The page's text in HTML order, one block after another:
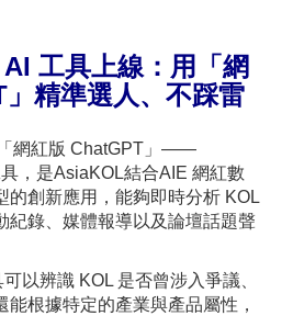
工具上線：用「網
精準選人、不踩雷
網紅版 ChatGPT」——
具，是AsiaKOL結合AIE 網紅數
的創新應用，能夠即時分析 KOL
紀錄、媒體報導以及論壇話題聲
以辨識 KOL 是否曾涉入爭議、
根據特定的產業與產品屬性，